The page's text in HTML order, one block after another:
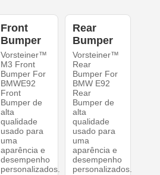
Front
Bumper
Vorsteiner™
M3 Front
Bumper For
BMWE92
Front
Bumper de
alta
qualidade
usado para
uma
aparência e
desempenho
personalizados.
Rear
Bumper
Vorsteiner™
Rear
Bumper For
BMW E92
Rear
Bumper de
alta
qualidade
usado para
uma
aparência e
desempenho
personalizados.